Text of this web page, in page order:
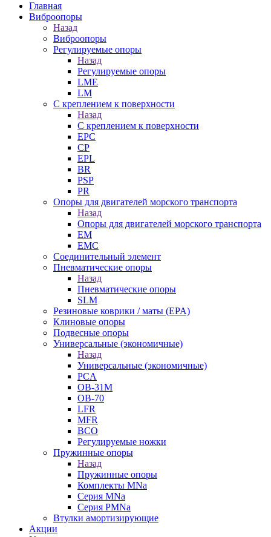
Главная
Виброопоры
Назад
Виброопоры
Регулируемые опоры
Назад
Регулируемые опоры
LME
LM
С креплением к поверхности
Назад
С креплением к поверхности
EPC
CP
EPL
BR
PSP
PR
Опоры для двигателей морского транспорта
Назад
Опоры для двигателей морского транспорта
EM
EMC
Cоединительный элемент
Пневматические опоры
Назад
Пневматические опоры
SLM
Резиновые коврики / маты (EPA)
Клиновые опоры
Подвесные опоры
Универсальные (экономичные)
Назад
Универсальные (экономичные)
PCA
ОВ-31М
OB-70
LFR
MFR
ВСО
Регулируемые ножки
Пружинные опоры
Назад
Пружинные опоры
Комплекты MNa
Серия MNa
Серия PMNa
Втулки амортизирующие
Акции